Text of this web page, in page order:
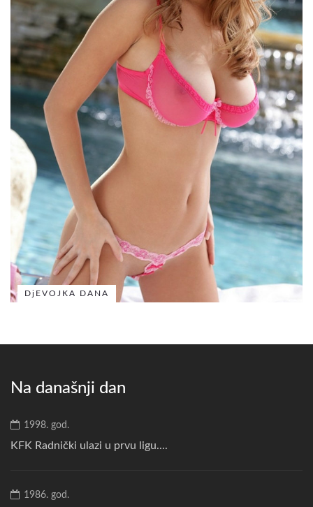
DjEVOJKA DANA
Na današnji dan
1998. god.
KFK Radnički ulazi u prvu ligu....
1986. god.